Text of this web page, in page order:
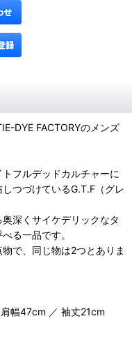
DYE FACTORYのメンズ
フルデッドカルチャーに
つづけているG.T.F（グレ
深くサイケデリックなタ
る一品です。
で、同じ物は2つとありま
幅47cm ／ 袖丈21cm